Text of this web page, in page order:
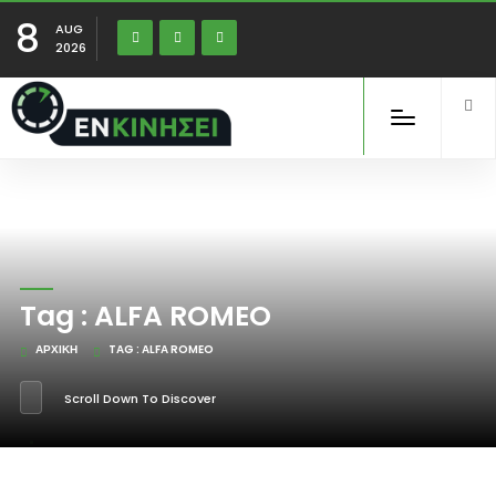
8
AUG
2026
Tag : ALFA ROMEO
ΑΡΧΙΚΉ TAG : ALFA ROMEO
Scroll Down To Discover